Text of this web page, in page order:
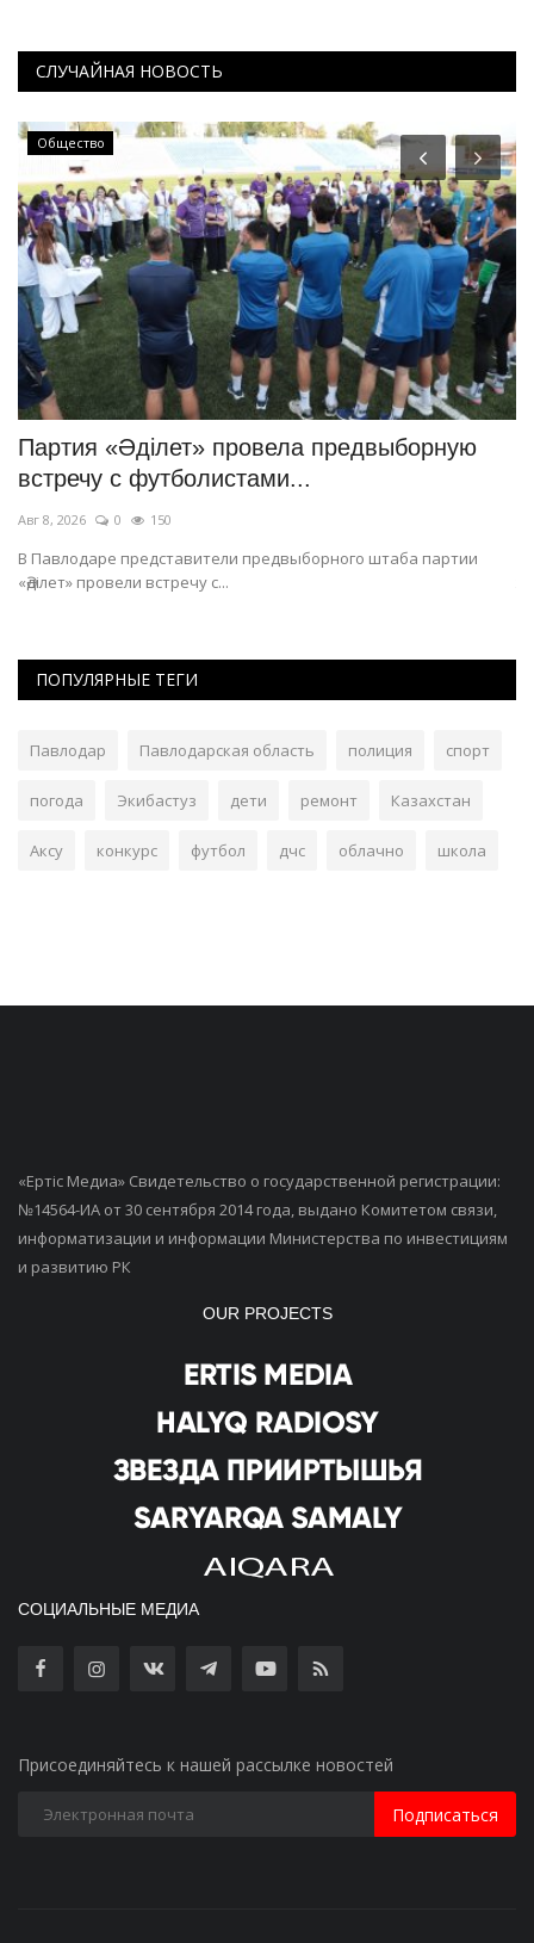
СЛУЧАЙНАЯ НОВОСТЬ
Общество
Партия «Әділет» провела предвыборную
встречу с футболистами...
Авг 8, 2026 0 150
В Павлодаре представители предвыборного штаба партии
«Әділет» провели встречу с...
ПОПУЛЯРНЫЕ ТЕГИ
Павлодар Павлодарская область полиция спорт
погода Экибастуз дети ремонт Казахстан
Аксу конкурс футбол дчс облачно школа
«Ертiс Медиа» Свидетельство о государственной регистрации:
№14564-ИА от 30 сентября 2014 года, выдано Комитетом связи,
информатизации и информации Министерства по инвестициям
и развитию РК
OUR PROJECTS
СОЦИАЛЬНЫЕ МЕДИА
Присоединяйтесь к нашей рассылке новостей
Подписаться